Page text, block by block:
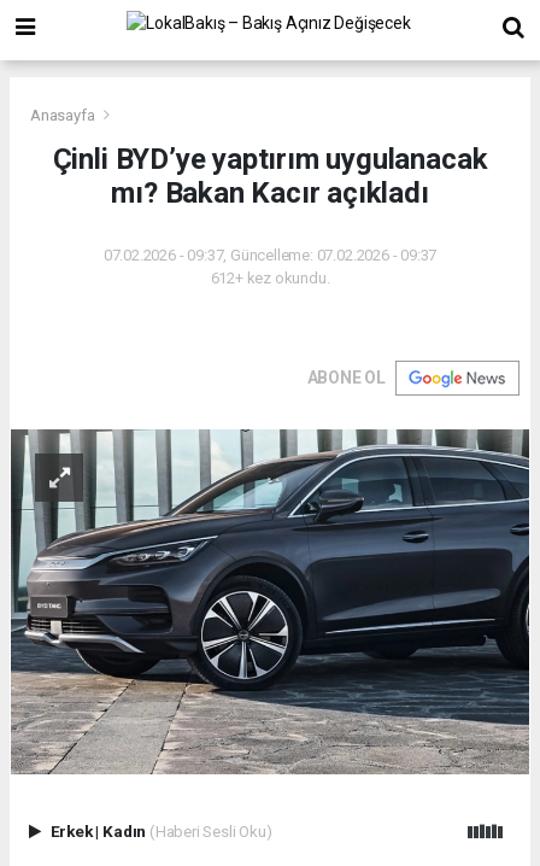
Anasayfa
Çinli BYD’ye yaptırım uygulanacak
mı? Bakan Kacır açıkladı
07.02.2026 - 09:37, Güncelleme: 07.02.2026 - 09:37
612+ kez okundu.
ABONE OL
Erkek| Kadın (Haberi Sesli Oku)